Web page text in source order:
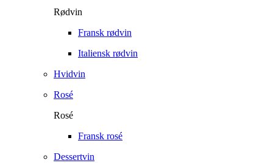
Rødvin
Fransk rødvin
Italiensk rødvin
Hvidvin
Rosé
Rosé
Fransk rosé
Dessertvin